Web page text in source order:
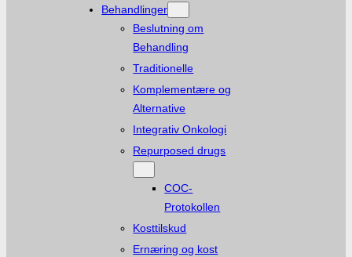
Behandlinger
Beslutning om
Behandling
Traditionelle
Komplementære og
Alternative
Integrativ Onkologi
Repurposed drugs
COC-
Protokollen
Kosttilskud
Ernæring og kost